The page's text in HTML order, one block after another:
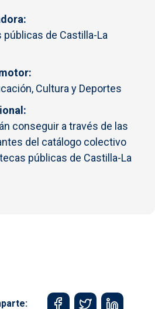
de Castilla-La
Cultura y Deportes
conseguir a través de las
del catálogo colectivo
públicas de Castilla-La